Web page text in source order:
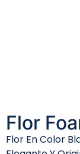
Flor
Flor En Color